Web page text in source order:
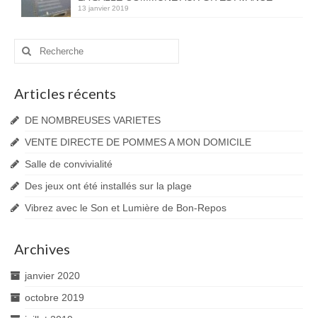
13 janvier 2019
Rechercher
Articles récents
DE NOMBREUSES VARIETES
VENTE DIRECTE DE POMMES A MON DOMICILE
Salle de convivialité
Des jeux ont été installés sur la plage
Vibrez avec le Son et Lumière de Bon-Repos
Archives
janvier 2020
octobre 2019